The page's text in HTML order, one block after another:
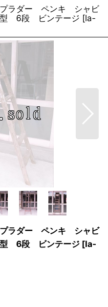
ラダー ペンキ シャビ
6段 ビンテージ [la-
ラダー ペンキ シャビ
6段 ビンテージ [la-